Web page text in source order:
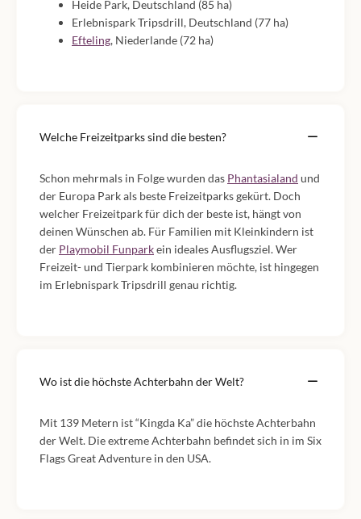
Heide Park, Deutschland (85 ha)
Erlebnispark Tripsdrill, Deutschland (77 ha)
Efteling, Niederlande (72 ha)
Welche Freizeitparks sind die besten?
Schon mehrmals in Folge wurden das Phantasialand und
der Europa Park als beste Freizeitparks gekürt. Doch
welcher Freizeitpark für dich der beste ist, hängt von
deinen Wünschen ab. Für Familien mit Kleinkindern ist
der Playmobil Funparkein ideales Ausflugsziel. Wer
Freizeit- und Tierpark kombinieren möchte, ist hingegen
im Erlebnispark Tripsdrill genau richtig.
Wo ist die höchste Achterbahn der Welt?
Mit 139 Metern ist “Kingda Ka” die höchste Achterbahn
der Welt. Die extreme Achterbahn befindet sich in im Six
Flags Great Adventure in den USA.